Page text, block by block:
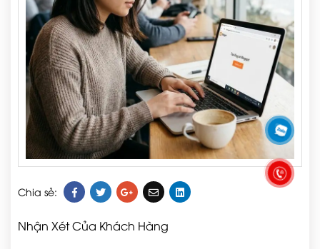
Chia sẻ:
Nhận Xét Của Khách Hàng